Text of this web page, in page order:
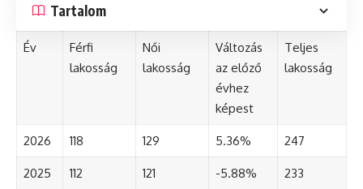
Tartalom
Év
Férfi
lakosság
Női
lakosság
Változás
az előző
évhez
képest
Teljes
lakosság
2026 118 129 5.36% 247
2025 112 121 -5.88% 233